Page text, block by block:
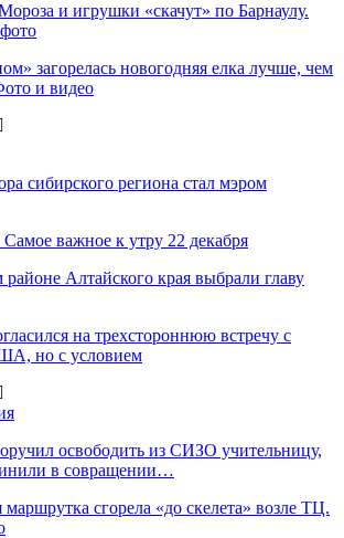
и игрушки «скачут» по Барнаулу.
загорелась новогодняя елка лучше, чем
и видео
сибирского региона стал мэром
важное к утру 22 декабря
Алтайского края выбрали главу
на трехстороннюю встречу с
но с условием
освободить из СИЗО учительницу,
в совращении…
маршрутка сгорела «до скелета» возле ТЦ.